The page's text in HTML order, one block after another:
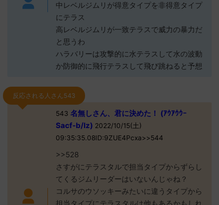
中レベルジムリが得意タイプを非得意タイプ
にテラス
高レベルジムリが一致テラスで威力の暴力だ
と思うわ
ハラバリーは攻撃的に水テラスして水の波動
か防御的に飛行テラスして飛び跳ねると予想
反応される人さん543
543 名無しさん、君に決めた！ (ｱｳｱｳｳｰ
Sacf-b/lz) 2022/10/15(土)
09:35:35.08ID:9ZUE4Pcxa>>544
>>528
さすがにテラスタルで担当タイプからずらし
てくるジムリーダーはいないんじゃね？
コルサのウソッキーみたいに違うタイプから